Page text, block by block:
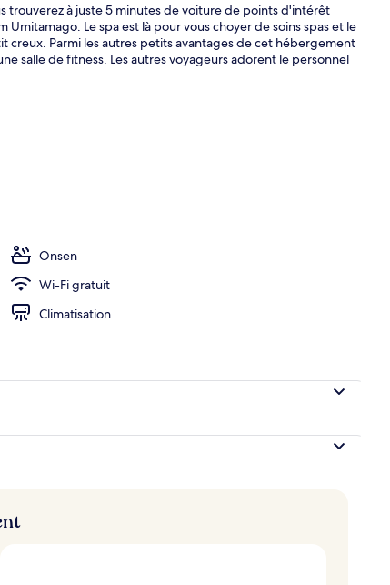
Suite, non-
trouverez à juste 5 minutes de voiture de points d'intérêt
Le spa est là pour vous choyer de soins spas et le
creux. Parmi les autres petits avantages de cet hébergement
salle de fitness. Les autres voyageurs adorent le personnel
Onsen
Wi-Fi gratuit
Climatisation